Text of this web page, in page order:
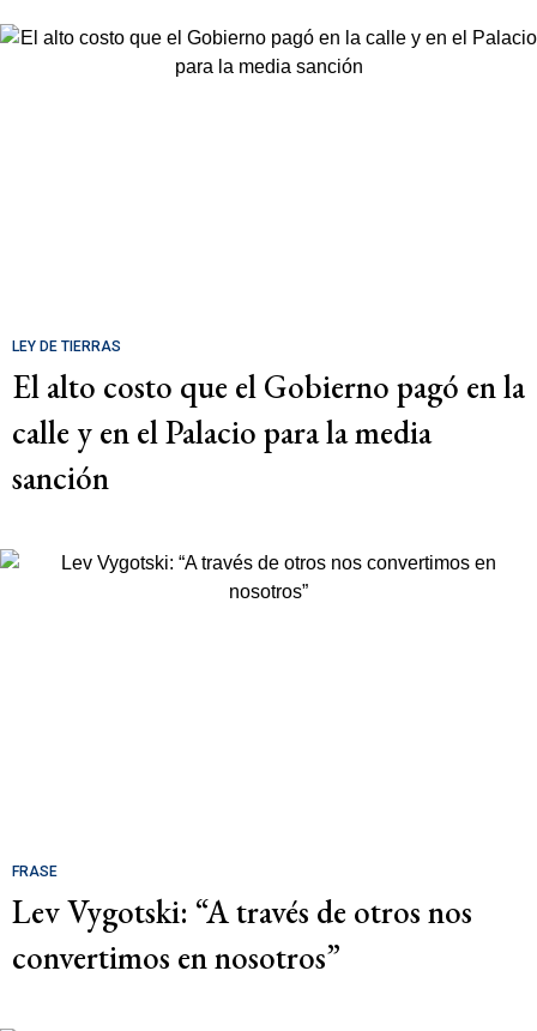
LEY DE TIERRAS
El alto costo que el Gobierno pagó en la
calle y en el Palacio para la media
sanción
FRASE
Lev Vygotski: “A través de otros nos
convertimos en nosotros”